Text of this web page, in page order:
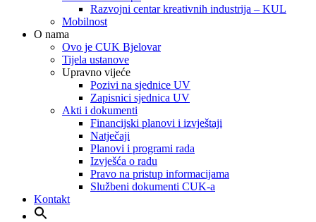
Razvojni centar kreativnih industrija – KUL
Mobilnost
O nama
Ovo je CUK Bjelovar
Tijela ustanove
Upravno vijeće
Pozivi na sjednice UV
Zapisnici sjednica UV
Akti i dokumenti
Financijski planovi i izvještaji
Natječaji
Planovi i programi rada
Izvješća o radu
​​​​​​​Pravo na pristup informacijama
Službeni dokumenti CUK-a
Kontakt